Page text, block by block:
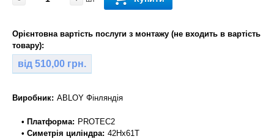
Орієнтовна вартість послуги з монтажу (не входить в вартість
товару):
від 510,00 грн.
Виробник: ABLOY Фінляндія
• Платформа: PROTEC2
• Симетрія циліндра: 42Hx61T